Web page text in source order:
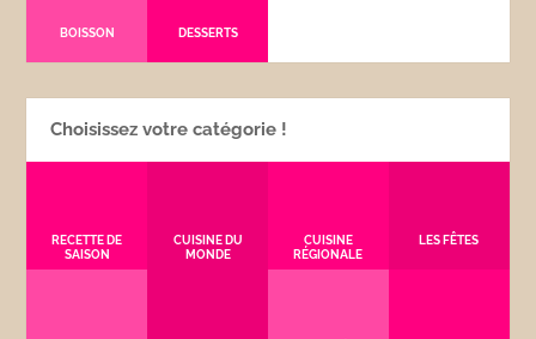
BOISSON DESSERTS
Choisissez votre catégorie !
RECETTE DE
SAISON
CUISINE DU
MONDE
CUISINE
RÉGIONALE
LES FÊTES